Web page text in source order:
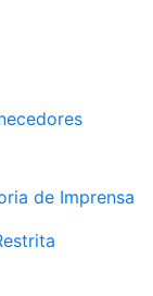
de Imprensa